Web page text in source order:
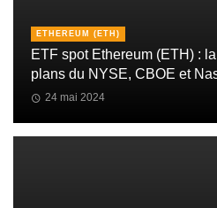
ETHEREUM (ETH)
ETF spot Ethereum (ETH) :
plans du NYSE, CBOE et
24 mai 2024